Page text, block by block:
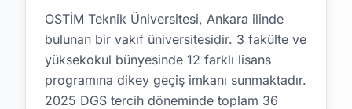
OSTİM Teknik Üniversitesi, Ankara ilinde
bulunan bir vakıf üniversitesidir. 3 fakülte ve
yüksekokul bünyesinde 12 farklı lisans
programına dikey geçiş imkanı sunmaktadır.
2025 DGS tercih döneminde toplam 36